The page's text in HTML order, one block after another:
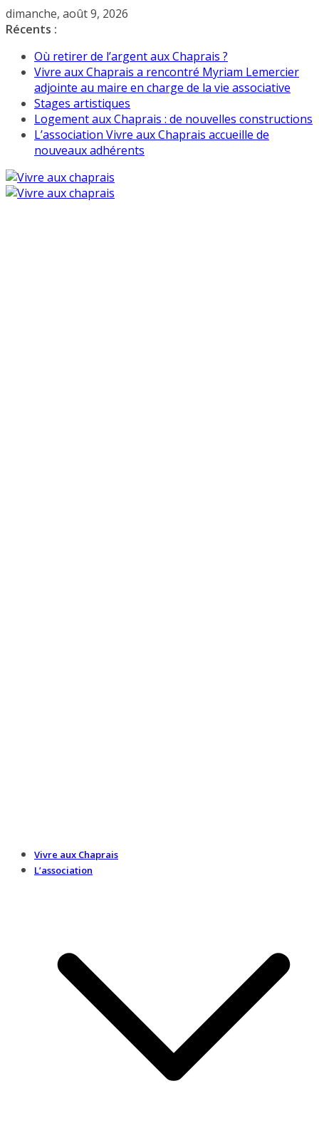
Passer
au
dimanche, août 9, 2026
Récents :
Où retirer de l’argent aux Chaprais ?
Vivre aux Chaprais a rencontré Myriam Lemercier
adjointe au maire en charge de la vie associative
Stages artistiques
Logement aux Chaprais : de nouvelles constructions
L’association Vivre aux Chaprais accueille de
nouveaux adhérents
Vivre aux Chaprais
L’association